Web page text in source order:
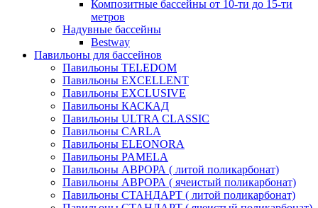
Композитные бассейны от 10-ти до 15-ти
метров
Надувные бассейны
Bestway
Павильоны для бассейнов
Павильоны TELEDOM
Павильоны EXCELLENT
Павильоны EXCLUSIVE
Павильоны КАСКАД
Павильоны ULTRA CLASSIC
Павильоны CARLA
Павильоны ELEONORA
Павильоны PAMELA
Павильоны АВРОРА ( литой поликарбонат)
Павильоны АВРОРА ( ячеистый поликарбонат)
Павильоны СТАНДАРТ ( литой поликарбонат)